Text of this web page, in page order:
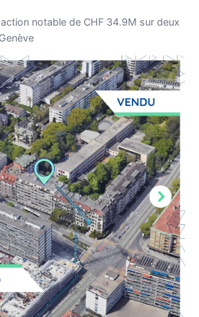
notable de CHF 34.9M sur deux